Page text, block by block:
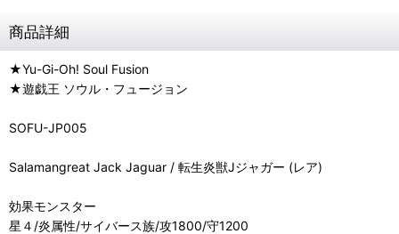
商品詳細
★Yu-Gi-Oh! Soul Fusion
★遊戯王 ソウル・フュージョン
SOFU-JP005
Salamangreat Jack Jaguar / 転生炎獣Jジャガー (レア)
効果モンスター
星４/炎属性/サイバース族/攻1800/守1200